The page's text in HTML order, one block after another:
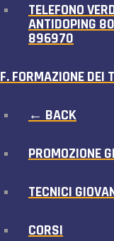
TELEFONO
ANTIDOPING
896970
F. FORMAZIONE DEI
← BACK
PROMOZIONE
TECNICI
CORSI